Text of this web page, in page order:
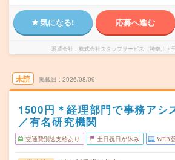
気になる! 応募へ進む
派遣会社 株式会社スタッフサービス（神奈川・
未読 掲載日 2026/08/09
1500円＊経理部門で事務アシ
／有名研究機関
交通費別途支給あり 土日祝日が休み WEB